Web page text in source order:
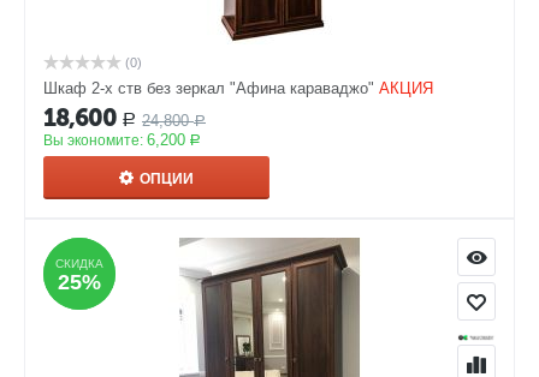
(0)
Шкаф 2-х ств без зеркал "Афина караваджо" АКЦИЯ
18,600 Р 24,800 Р
Вы экономите: 6,200 Р
ОПЦИИ
СКИДКА
25%
СКИДКА
25%